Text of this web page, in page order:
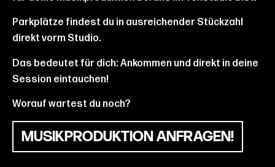
Parkplätze findest du in ausreichender Stückzahl
direkt vorm Studio.
Das bedeutet für dich: Ankommen und direkt in deine
Session eintauchen!
Worauf wartest du noch?
MUSIKPRODUKTION ANFRAGEN!